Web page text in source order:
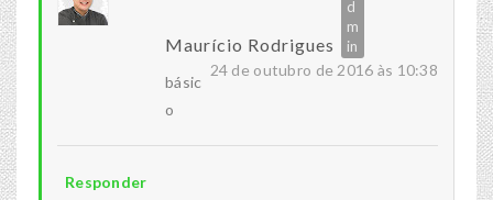
Maurício Rodrigues
24 de outubro de 2016 às 10:38
básic
o
Responder